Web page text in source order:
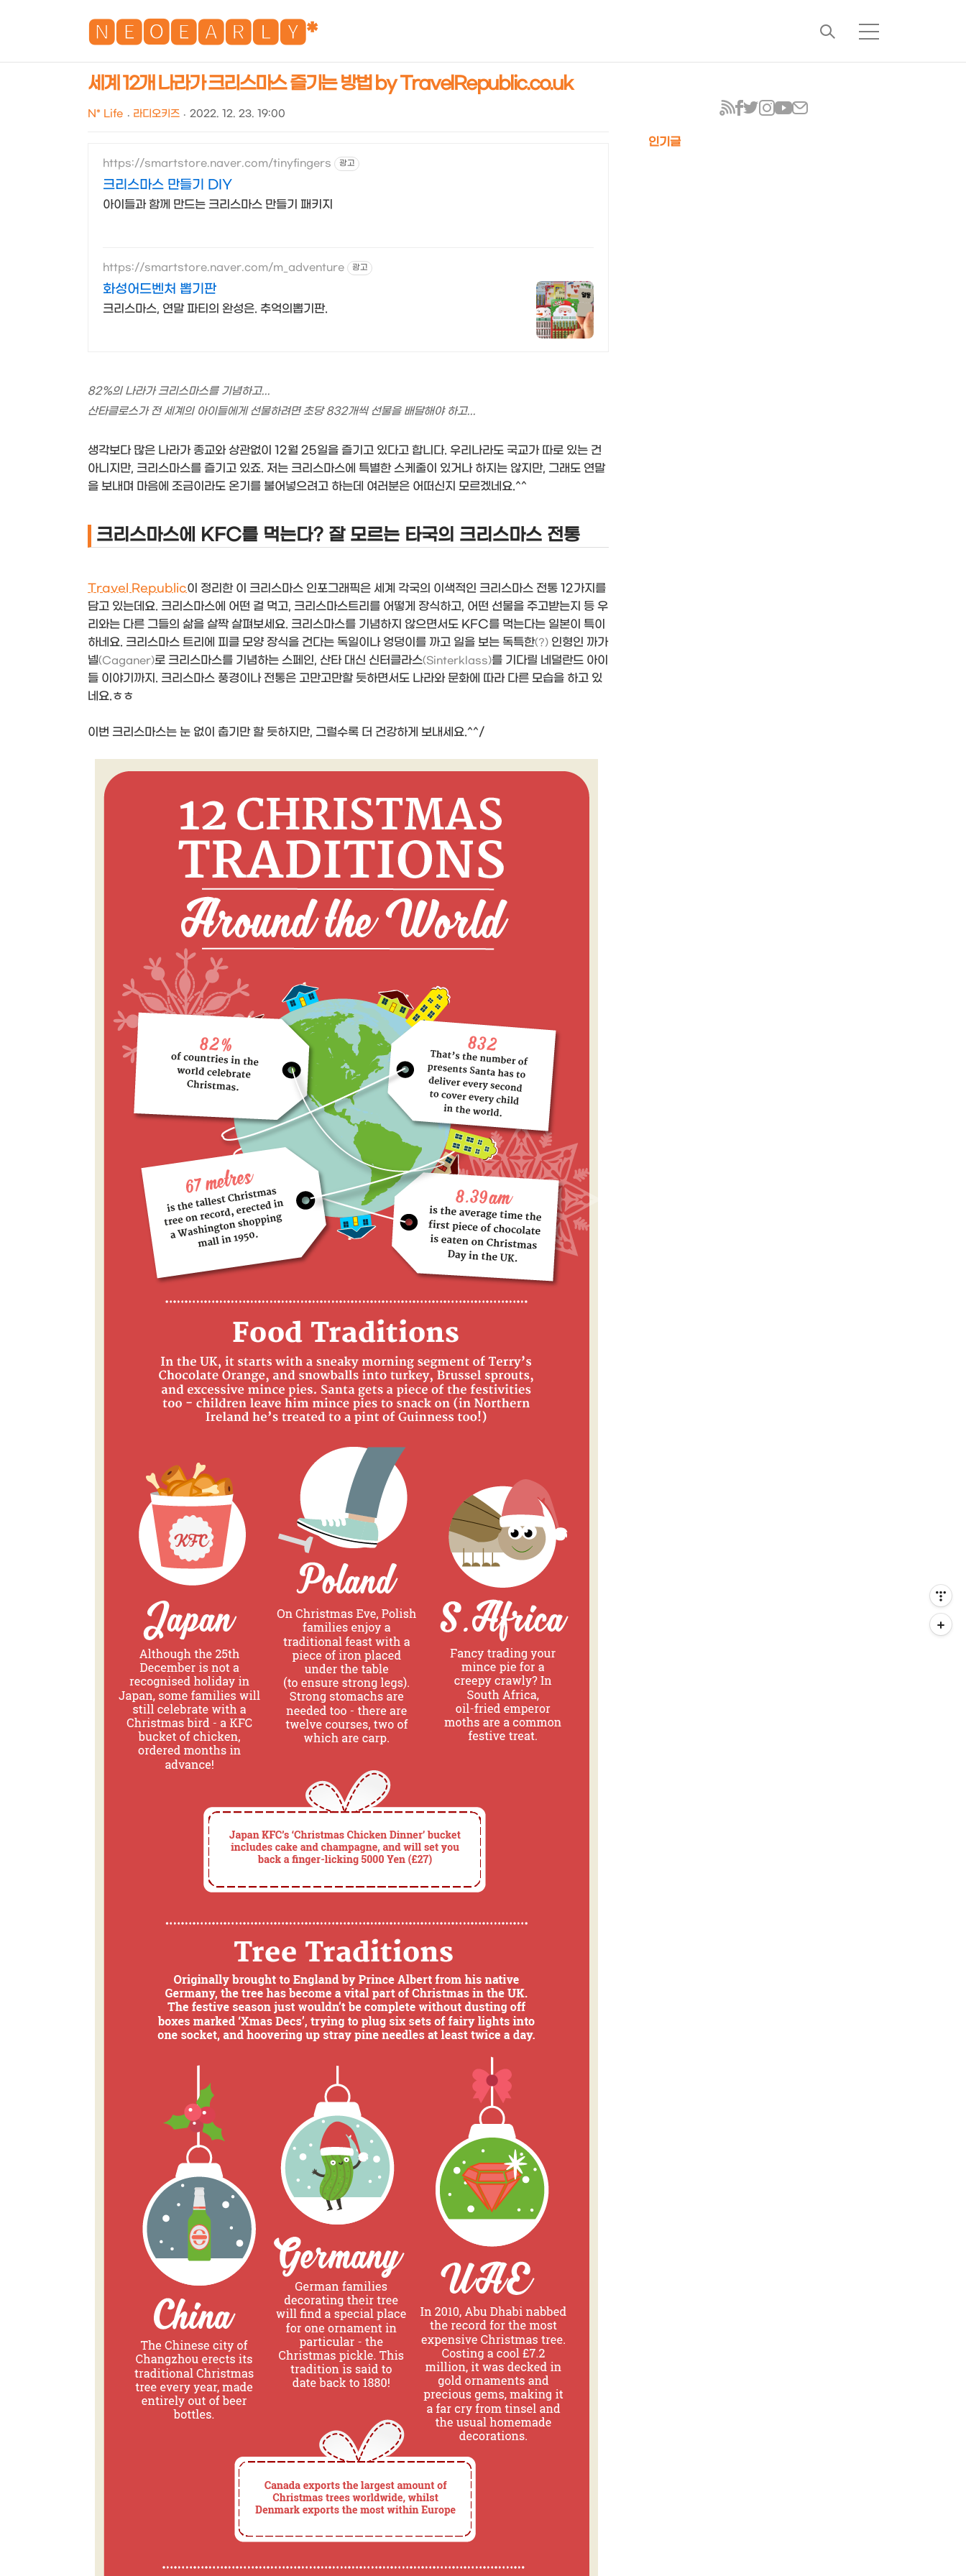
🅽🅴🅾🅴🅰🆁🅻🆈*NEOEARLY*
검
메
세계 12개 나라가 크리스마스 즐기는 방법 by TravelRepublic.co.uk
N* Life 라디오키즈 2022. 12. 23. 19:00
https://smartstore.naver.com/tinyfingers 광고
크리스마스 만들기 DIY
아이들과 함께 만드는 크리스마스 만들기 패키지
https://smartstore.naver.com/m_adventure 광고
화성어드벤처 뽑기판
크리스마스, 연말 파티의 완성은. 추억의뽑기판.
82%의 나라가 크리스마스를 기념하고...
산타클로스가 전 세계의 아이들에게 선물하려면 초당 832개씩 선물을 배달해야 하고...
생각보다 많은 나라가 종교와 상관없이 12월 25일을 즐기고 있다고 합니다. 우리나라도 국교가 따로 있는 건
아니지만, 크리스마스를 즐기고 있죠. 저는 크리스마스에 특별한 스케줄이 있거나 하지는 않지만, 그래도 연말
을 보내며 마음에 조금이라도 온기를 불어넣으려고 하는데 여러분은 어떠신지 모르겠네요.^^
크리스마스에 KFC를 먹는다? 잘 모르는 타국의 크리스마스 전통
Travel Republic이 정리한 이 크리스마스 인포그래픽은 세계 각국의 이색적인 크리스마스 전통 12가지를
담고 있는데요. 크리스마스에 어떤 걸 먹고, 크리스마스트리를 어떻게 장식하고, 어떤 선물을 주고받는지 등 우
리와는 다른 그들의 삶을 살짝 살펴보세요. 크리스마스를 기념하지 않으면서도 KFC를 먹는다는 일본이 특이
하네요. 크리스마스 트리에 피클 모양 장식을 건다는 독일이나 엉덩이를 까고 일을 보는 독특한(?) 인형인 까가
넬(Caganer)로 크리스마스를 기념하는 스페인, 산타 대신 신터클라스(Sinterklass)를 기다릴 네덜란드 아이
들 이야기까지. 크리스마스 풍경이나 전통은 고만고만할 듯하면서도 나라와 문화에 따라 다른 모습을 하고 있
네요.ㅎㅎ
이번 크리스마스는 눈 없이 춥기만 할 듯하지만, 그럴수록 더 건강하게 보내세요.^^/
인기글